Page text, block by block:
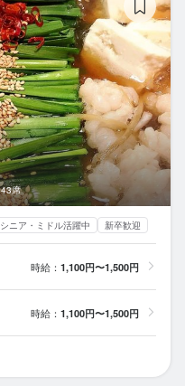
43席
シニア・ミドル活躍中 新卒歓迎
時給： 1,100円〜1,500円
時給： 1,100円〜1,500円